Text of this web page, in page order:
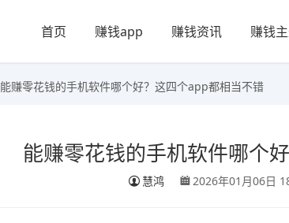
首页 赚钱app 赚钱资讯 赚钱
能赚零花钱的手机软件哪个好？这四个app都相当不错
能赚零花钱的手机软件哪个
慧鸿 2026年01月06日